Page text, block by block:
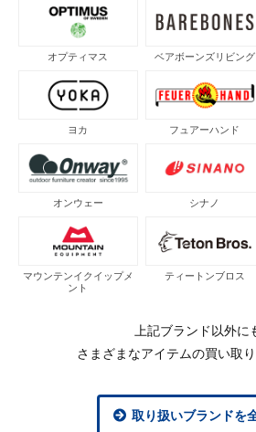
オプティマス ベアボーンズリビング
ヨカ フュアーハンド
オンウェー シナノ
マウンテンイクイップメ
ント
ティートンブロス
上記ブランド以外に
さまざまなアイテムの買い取り
取り扱いブランドを